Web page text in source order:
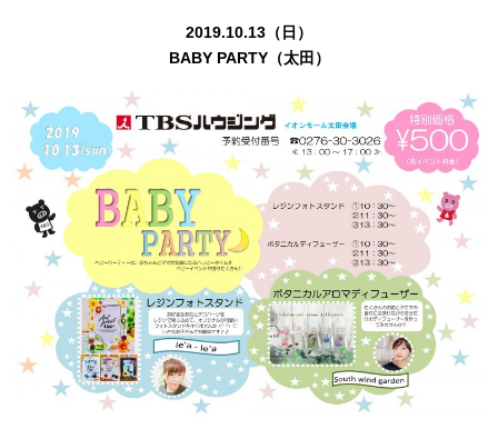
2019.10.13（日）
BABY PARTY（太田）